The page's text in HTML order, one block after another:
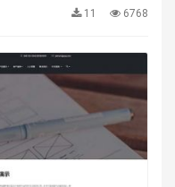
11 6768